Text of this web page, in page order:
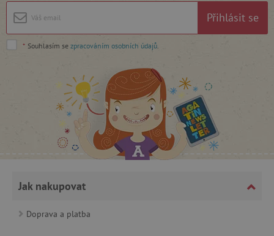
Přihlásit se
* Souhlasím se zpracováním osobních údajů
Jak nakupovat
Doprava a platba
cjConsent .agatinsvet.cz